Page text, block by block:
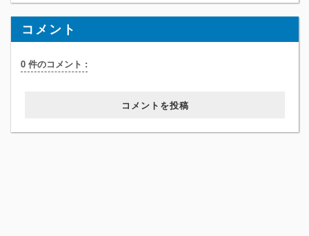
コメント
0 件のコメント :
コメントを投稿